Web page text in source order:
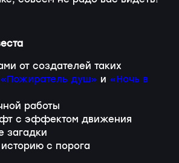
от создателей таких
«Пожиратель душ» и «Ночь в
работы
с эффектом движения
загадки
с порога